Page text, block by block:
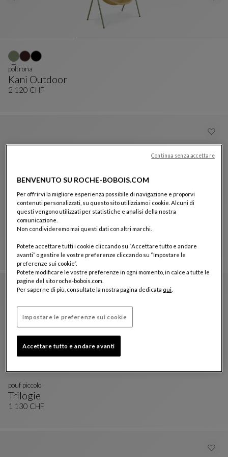
Kani Outdoor
Poltrona
Vedi La Descrizione Completa
poltrona
2 120 CHF
Set Di Poufs Nastri
Vedi La Descrizione Completa
Set di poufs nastri
3 590 CHF
Trilogie
Pouf Piccolo
Vedi La Descrizione Completa
pouf piccolo
1 130 CHF
BENVENUTO SU ROCHE-BOBOIS.COM
Per offrirvi la migliore esperienza possibile di navigazione e proporvi
contenuti personalizzati, su questo sito utilizziamo i cookie. Alcuni di
questi vengono utilizzati per statistiche e analisi della nostra
comunicazione.
Non condivideremo mai questi dati con altri marchi.
Potete accettare tutti i cookie cliccando su “Accettare tutto e andare
avanti” o gestire le vostre preferenze cliccando su “Impostare le
preferenze sui cookie”.
Potete modificare le vostre preferenze in ogni momento, in calce a tutte le
pagine del sito roche-bobois.com.
Per saperne di più, consultate la nostra pagina dedicata qui
Impostare le preferenze sui cookie
Accettare tutto e andare avanti
Continua senza accettare